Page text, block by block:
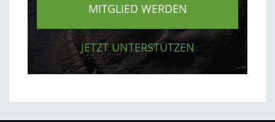
MITGLIED WERDEN
JETZT UNTERSTÜTZEN